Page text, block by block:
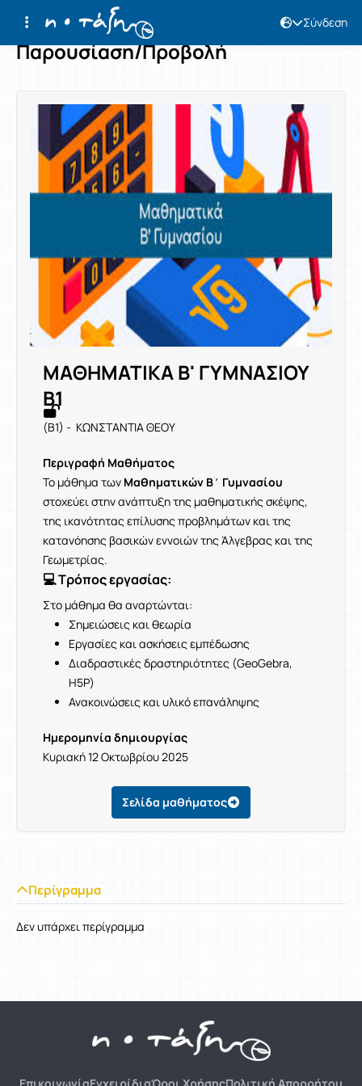
Σύνδεση
Παρουσίαση/Προβολή
ΜΑΘΗΜΑΤΙΚΑ Β' ΓΥΜΝΑΣΙΟΥ
Β1
(Β1) - ΚΩΝΣΤΑΝΤΙΑ ΘΕΟΥ
Περιγραφή Μαθήματος
Το μάθημα των Μαθηματικών Β΄ Γυμνασίου
στοχεύει στην ανάπτυξη της μαθηματικής σκέψης,
της ικανότητας επίλυσης προβλημάτων και της
κατανόησης βασικών εννοιών της Άλγεβρας και της
Γεωμετρίας.
💻 Τρόπος εργασίας:
Στο μάθημα θα αναρτώνται:
Σημειώσεις και θεωρία
Εργασίες και ασκήσεις εμπέδωσης
Διαδραστικές δραστηριότητες (GeoGebra,
H5P)
Ανακοινώσεις και υλικό επανάληψης
Ημερομηνία δημιουργίας
Κυριακή 12 Οκτωβρίου 2025
Σελίδα μαθήματος
Περίγραμμα
Δεν υπάρχει περίγραμμα